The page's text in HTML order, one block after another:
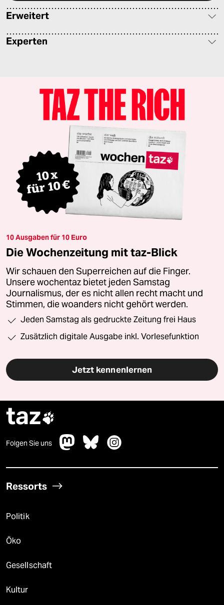
Erweitert
Experten
10 Ausgaben für 10 Euro
Die Wochenzeitung mit taz-Blick
Wir schauen den Superreichen auf die Finger.
Unsere wochentaz bietet jeden Samstag
Journalismus, der es nicht allen recht macht und
Stimmen, die woanders nicht gehört werden.
Jeden Samstag als gedruckte Zeitung frei Haus
Zusätzlich digitale Ausgabe inkl. Vorlesefunktion
Jetzt kennenlernen
taz
Folgen Sie uns
Ressorts
Politik
Öko
Gesellschaft
Kultur